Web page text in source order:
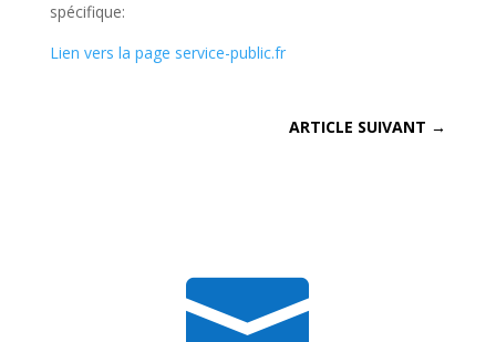
spécifique:
Lien vers la page service-public.fr
ARTICLE SUIVANT →